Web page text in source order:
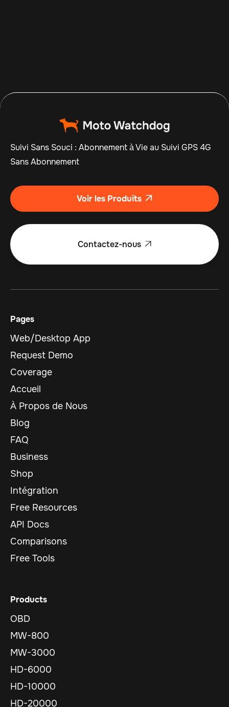
Suivi Sans Souci : Abonnement à Vie au Suivi GPS 4G
Sans Abonnement
Voir les Produits 
Contactez-nous 
Pages
Web/Desktop App
Request Demo
Coverage
Accueil
À Propos de Nous
Blog
FAQ
Business
Shop
Intégration
Free Resources
API Docs
Comparisons
Free Tools
Products
OBD
MW-800
MW-3000
HD-6000
HD-10000
HD-20000